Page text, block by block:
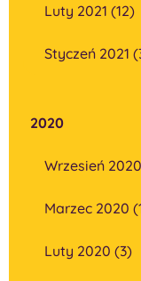
Luty 2021 (12)
Styczeń 2021
2020
Wrzesień
Marzec 2020
Luty 2020 (3)